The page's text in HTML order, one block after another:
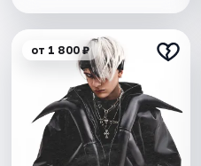
от 1 800 ₽